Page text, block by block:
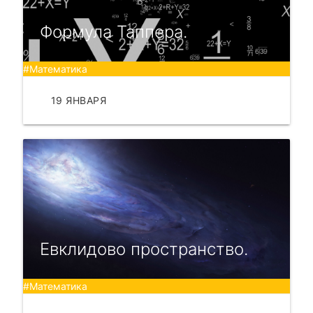
Формула Таппера.
#Математика
19 ЯНВАРЯ
Евклидово пространство.
#Математика